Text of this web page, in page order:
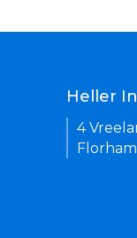
Heller
4